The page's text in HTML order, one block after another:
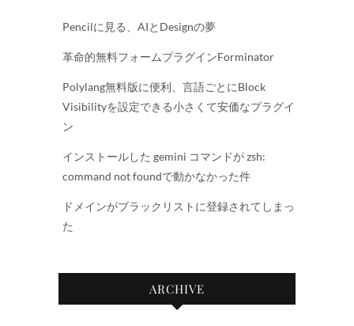
Pencilに見る、AIとDesignの夢
革命的無料フォームプラグインForminator
Polylang無料版に便利、言語ごとにBlock
Visibilityを設定できる小さくて安価なプラグイ
ン
インストールした gemini コマンドが zsh:
command not foundで動かなかった件
ドメインがブラックリストに登録されてしまっ
た
ARCHIVE